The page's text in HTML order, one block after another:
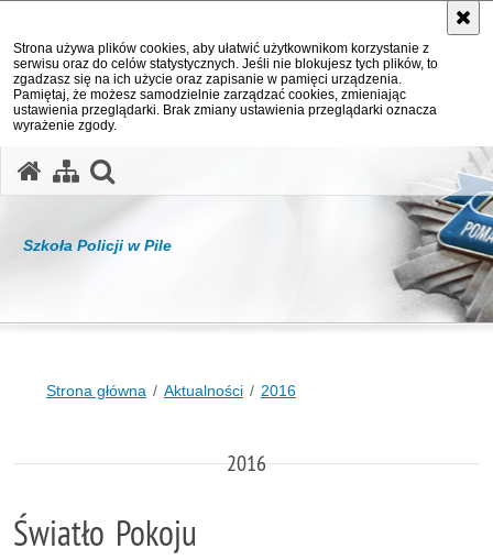
Strona używa plików cookies, aby ułatwić użytkownikom korzystanie z
serwisu oraz do celów statystycznych. Jeśli nie blokujesz tych plików, to
zgadzasz się na ich użycie oraz zapisanie w pamięci urządzenia.
Pamiętaj, że możesz samodzielnie zarządzać cookies, zmieniając
ustawienia przeglądarki. Brak zmiany ustawienia przeglądarki oznacza
wyrażenie zgody.
Szkoła Policji w Pile
Strona główna Aktualności 2016
2016
Światło Pokoju